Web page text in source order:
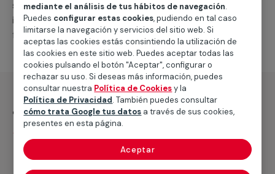
suministro de los materiales necesarios, las
intervenciones a realizar, o la mano de obra que hará
falta para completar tu proyecto.
¿Qué incluye?
mediante el análisis de tus hábitos de navegación.
Puedes configurar estas cookies, pudiendo en tal caso
limitarse la navegación y servicios del sitio web. Si
aceptas las cookies estás consintiendo la utilización de
las cookies en este sitio web. Puedes aceptar todas las
cookies pulsando el botón "Aceptar", configurar o
rechazar su uso. Si deseas más información, puedes
consultar nuestra Política de Cookiesy la
Política de Privacidad. También puedes consultar
cómo trata Google tus datos a través de sus cookies,
presentes en esta página.
Aceptar